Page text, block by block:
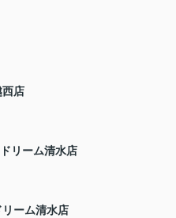
西店
リーム清水店
ーム清水店